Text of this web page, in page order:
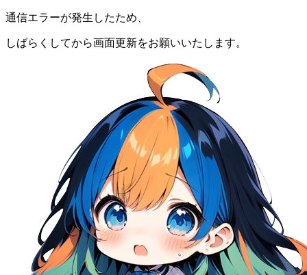
通信エラーが発生したため、
しばらくしてから画面更新をお願いいたします。